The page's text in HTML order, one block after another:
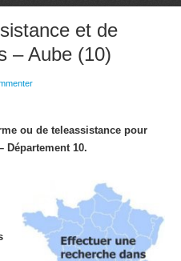
et de
– Aube (10)
ou de teleassistance pour
Département 10.